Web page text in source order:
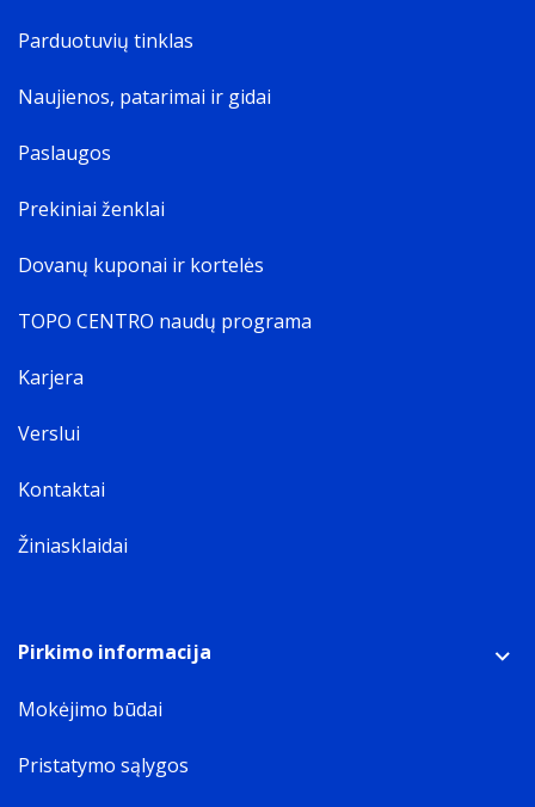
Parduotuvių tinklas
Naujienos, patarimai ir gidai
Paslaugos
Prekiniai ženklai
Dovanų kuponai ir kortelės
TOPO CENTRO naudų programa
Karjera
Verslui
Kontaktai
Žiniasklaidai
Pirkimo informacija
Mokėjimo būdai
Pristatymo sąlygos